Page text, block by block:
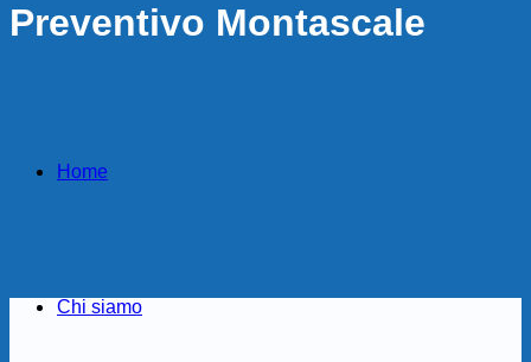
Home
Chi siamo
Preventivo Montascale